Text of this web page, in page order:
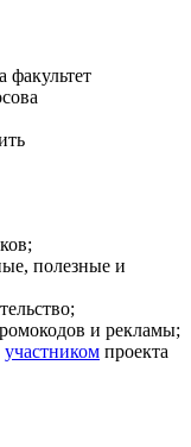
полезные и
и рекламы;
участником проекта